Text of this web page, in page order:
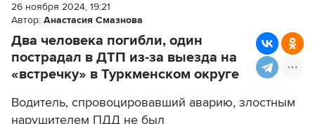
26 ноября 2024, 19:21
Автор: Анастасия Смазнова
Два человека погибли, один
пострадал в ДТП из-за выезда на
«встречку» в Туркменском округе
Водитель, спровоцировавший аварию, злостным
нарушителем ПДД не был